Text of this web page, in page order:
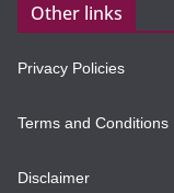
Other links
Privacy Policies
Terms and Conditions
Disclaimer